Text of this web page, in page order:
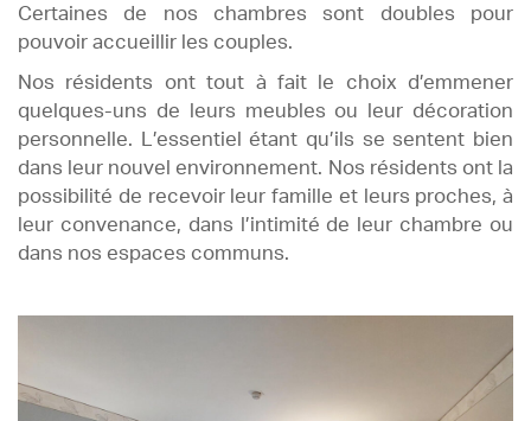
Certaines de nos chambres sont doubles pour
pouvoir accueillir les couples.
Nos résidents ont tout à fait le choix d’emmener
quelques-uns de leurs meubles ou leur décoration
personnelle. L’essentiel étant qu’ils se sentent bien
dans leur nouvel environnement. Nos résidents ont la
possibilité de recevoir leur famille et leurs proches, à
leur convenance, dans l’intimité de leur chambre ou
dans nos espaces communs.